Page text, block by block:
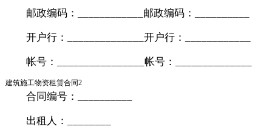
邮政编码：____________邮政编码：__________
开户行：______________开户行：____________
帐号：________________帐号：______________
建筑施工物资租赁合同2
合同编号：__________
出租人：________